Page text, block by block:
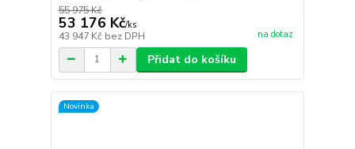
55 975 Kč
53 176 Kč/ks
43 947 Kč bez DPH na dotaz
Přidat do košíku
Novinka